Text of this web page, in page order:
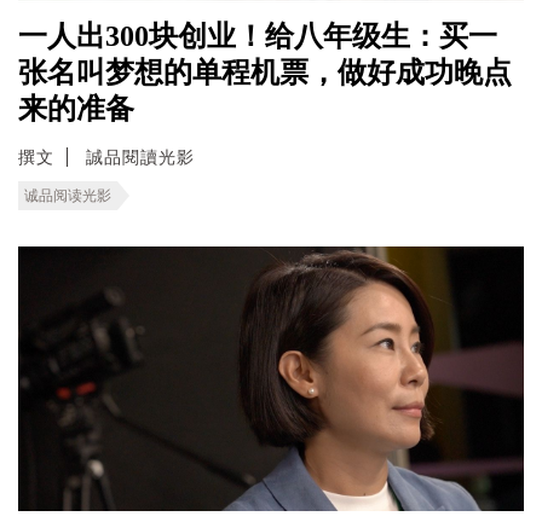
一人出300块创业！给八年级生：买一
张名叫梦想的单程机票，做好成功晚点
来的准备
撰文 誠品閱讀光影
诚品阅读光影